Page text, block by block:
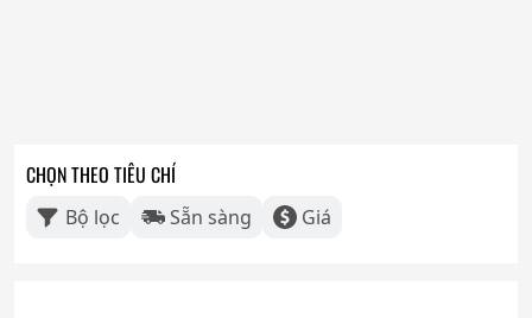
CHỌN THEO TIÊU CHÍ
Bộ lọc Sẵn sàng Giá